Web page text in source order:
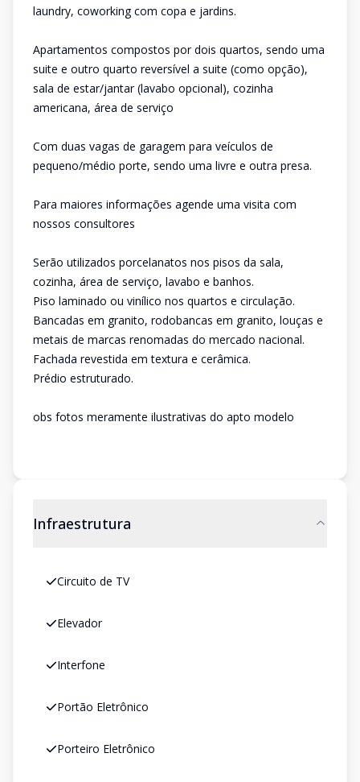
laundry, coworking com copa e jardins.
Apartamentos compostos por dois quartos, sendo uma
suite e outro quarto reversível a suite (como opção),
sala de estar/jantar (lavabo opcional), cozinha
americana, área de serviço
Com duas vagas de garagem para veículos de
pequeno/médio porte, sendo uma livre e outra presa.
Para maiores informações agende uma visita com
nossos consultores
Serão utilizados porcelanatos nos pisos da sala,
cozinha, área de serviço, lavabo e banhos.
Piso laminado ou vinílico nos quartos e circulação.
Bancadas em granito, rodobancas em granito, louças e
metais de marcas renomadas do mercado nacional.
Fachada revestida em textura e cerâmica.
Prédio estruturado.
obs fotos meramente ilustrativas do apto modelo
Infraestrutura
Circuito de TV
Elevador
Interfone
Portão Eletrônico
Porteiro Eletrônico